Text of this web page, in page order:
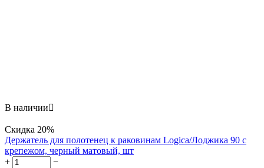
В наличии
Скидка 20%
Держатель для полотенец к раковинам Logica/Лоджика 90 с
крепежом, черный матовый, шт
+
−